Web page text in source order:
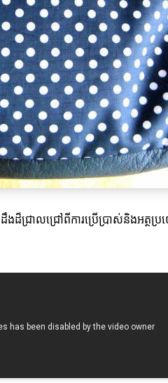
ជ្រាលជ្រៅពីការប្រើប្រាស់និងអត្ថប្រ